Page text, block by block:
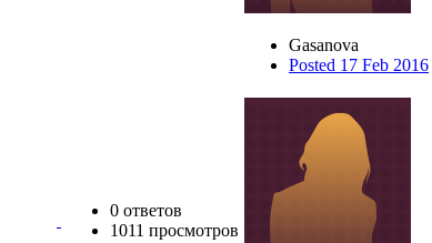
Gasanova
Posted 17 Feb 2016
0 ответов
1011 просмотров